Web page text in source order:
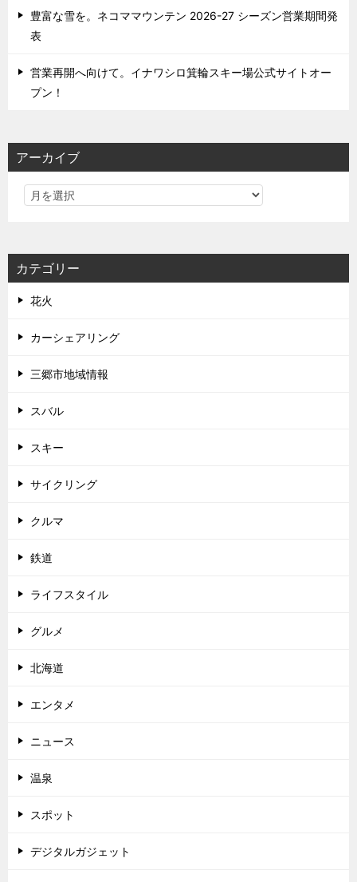
豊富な雪を。ネコママウンテン 2026-27 シーズン営業期間発
表
営業再開へ向けて。イナワシロ箕輪スキー場公式サイトオー
プン！
アーカイブ
カテゴリー
花火
カーシェアリング
三郷市地域情報
スバル
スキー
サイクリング
クルマ
鉄道
ライフスタイル
グルメ
北海道
エンタメ
ニュース
温泉
スポット
デジタルガジェット